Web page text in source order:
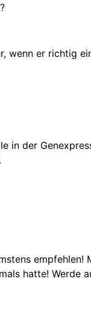
wenn er richtig
in der
hatte! Werde